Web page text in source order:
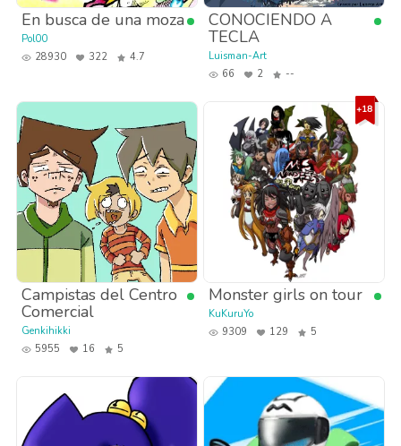
En busca de una moza
Pol00
28930
322 4.7
CONOCIENDO A
TECLA
Luisman-Art
66
2 --
Campistas del Centro
Comercial
Genkihikki
5955
16 5
Monster girls on tour
KuKuruYo
9309
129 5